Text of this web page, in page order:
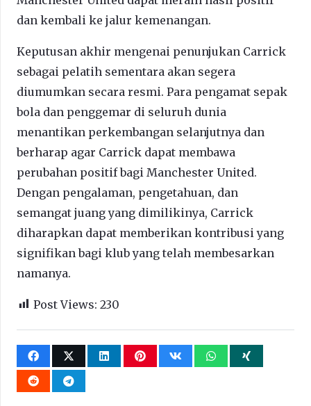
dan kembali ke jalur kemenangan.
Keputusan akhir mengenai penunjukan Carrick
sebagai pelatih sementara akan segera
diumumkan secara resmi. Para pengamat sepak
bola dan penggemar di seluruh dunia
menantikan perkembangan selanjutnya dan
berharap agar Carrick dapat membawa
perubahan positif bagi Manchester United.
Dengan pengalaman, pengetahuan, dan
semangat juang yang dimilikinya, Carrick
diharapkan dapat memberikan kontribusi yang
signifikan bagi klub yang telah membesarkan
namanya.
Post Views: 230